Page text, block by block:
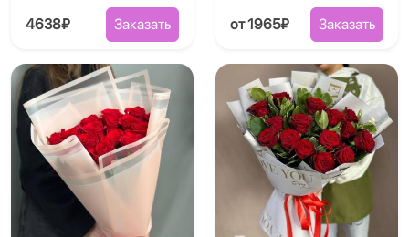
4638₽ Заказать от 1965₽ Заказать